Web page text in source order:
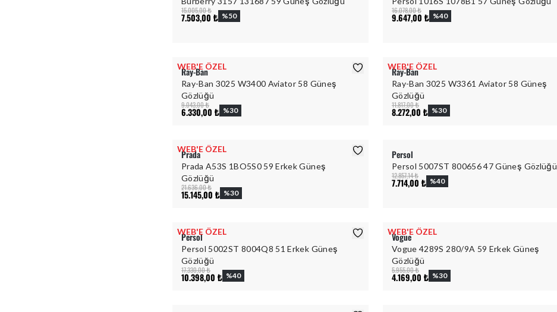
15.005,00 ₺
7.503,00 ₺ %50
16.078,00 ₺
9.647,00 ₺ %40
WEB'E ÖZEL
Ray-Ban
Ray-Ban 3025 W3400 Aviator 58 Güneş
Gözlüğü
9.043,00 ₺
6.330,00 ₺ %30
WEB'E ÖZEL
Ray-Ban
Ray-Ban 3025 W3361 Aviator 58 Güneş
Gözlüğü
11.817,00 ₺
8.272,00 ₺ %30
WEB'E ÖZEL
Prada
Prada A53S 1BO5S0 59 Erkek Güneş
Gözlüğü
21.636,00 ₺
15.145,00 ₺ %30
Persol
Persol 5007ST 800656 47 Güneş Gözlüğü
12.857,14 ₺
7.714,00 ₺ %40
WEB'E ÖZEL
Persol
Persol 5002ST 8004Q8 51 Erkek Güneş
Gözlüğü
17.330,00 ₺
10.398,00 ₺ %40
WEB'E ÖZEL
Vogue
Vogue 4289S 280/9A 59 Erkek Güneş
Gözlüğü
5.955,00 ₺
4.169,00 ₺ %30